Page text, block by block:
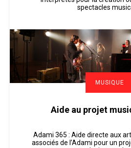
spectacles
MUSIQUE
Aide au projet
Adami 365 : Aide directe aux
associés de l’Adami pour un